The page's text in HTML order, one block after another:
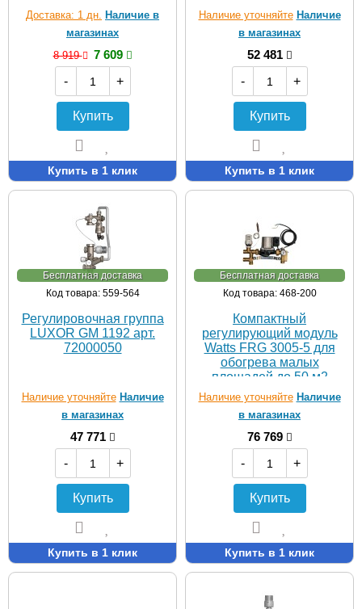
Доставка: 1 дн. Наличие в
магазинах
8 919
7 609
-
+
Купить
Купить в 1 клик
Наличие уточняйте Наличие
в магазинах
52 481
-
+
Купить
Купить в 1 клик
Бесплатная доставка
Код товара: 559-564
Регулировочная группа
LUXOR GM 1192 арт.
72000050
Наличие уточняйте Наличие
в магазинах
47 771
-
+
Купить
Купить в 1 клик
Бесплатная доставка
Код товара: 468-200
Компактный
регулирующий модуль
Watts FRG 3005-5 для
обогрева малых
площадей до 50 м2
Наличие уточняйте Наличие
в магазинах
76 769
-
+
Купить
Купить в 1 клик